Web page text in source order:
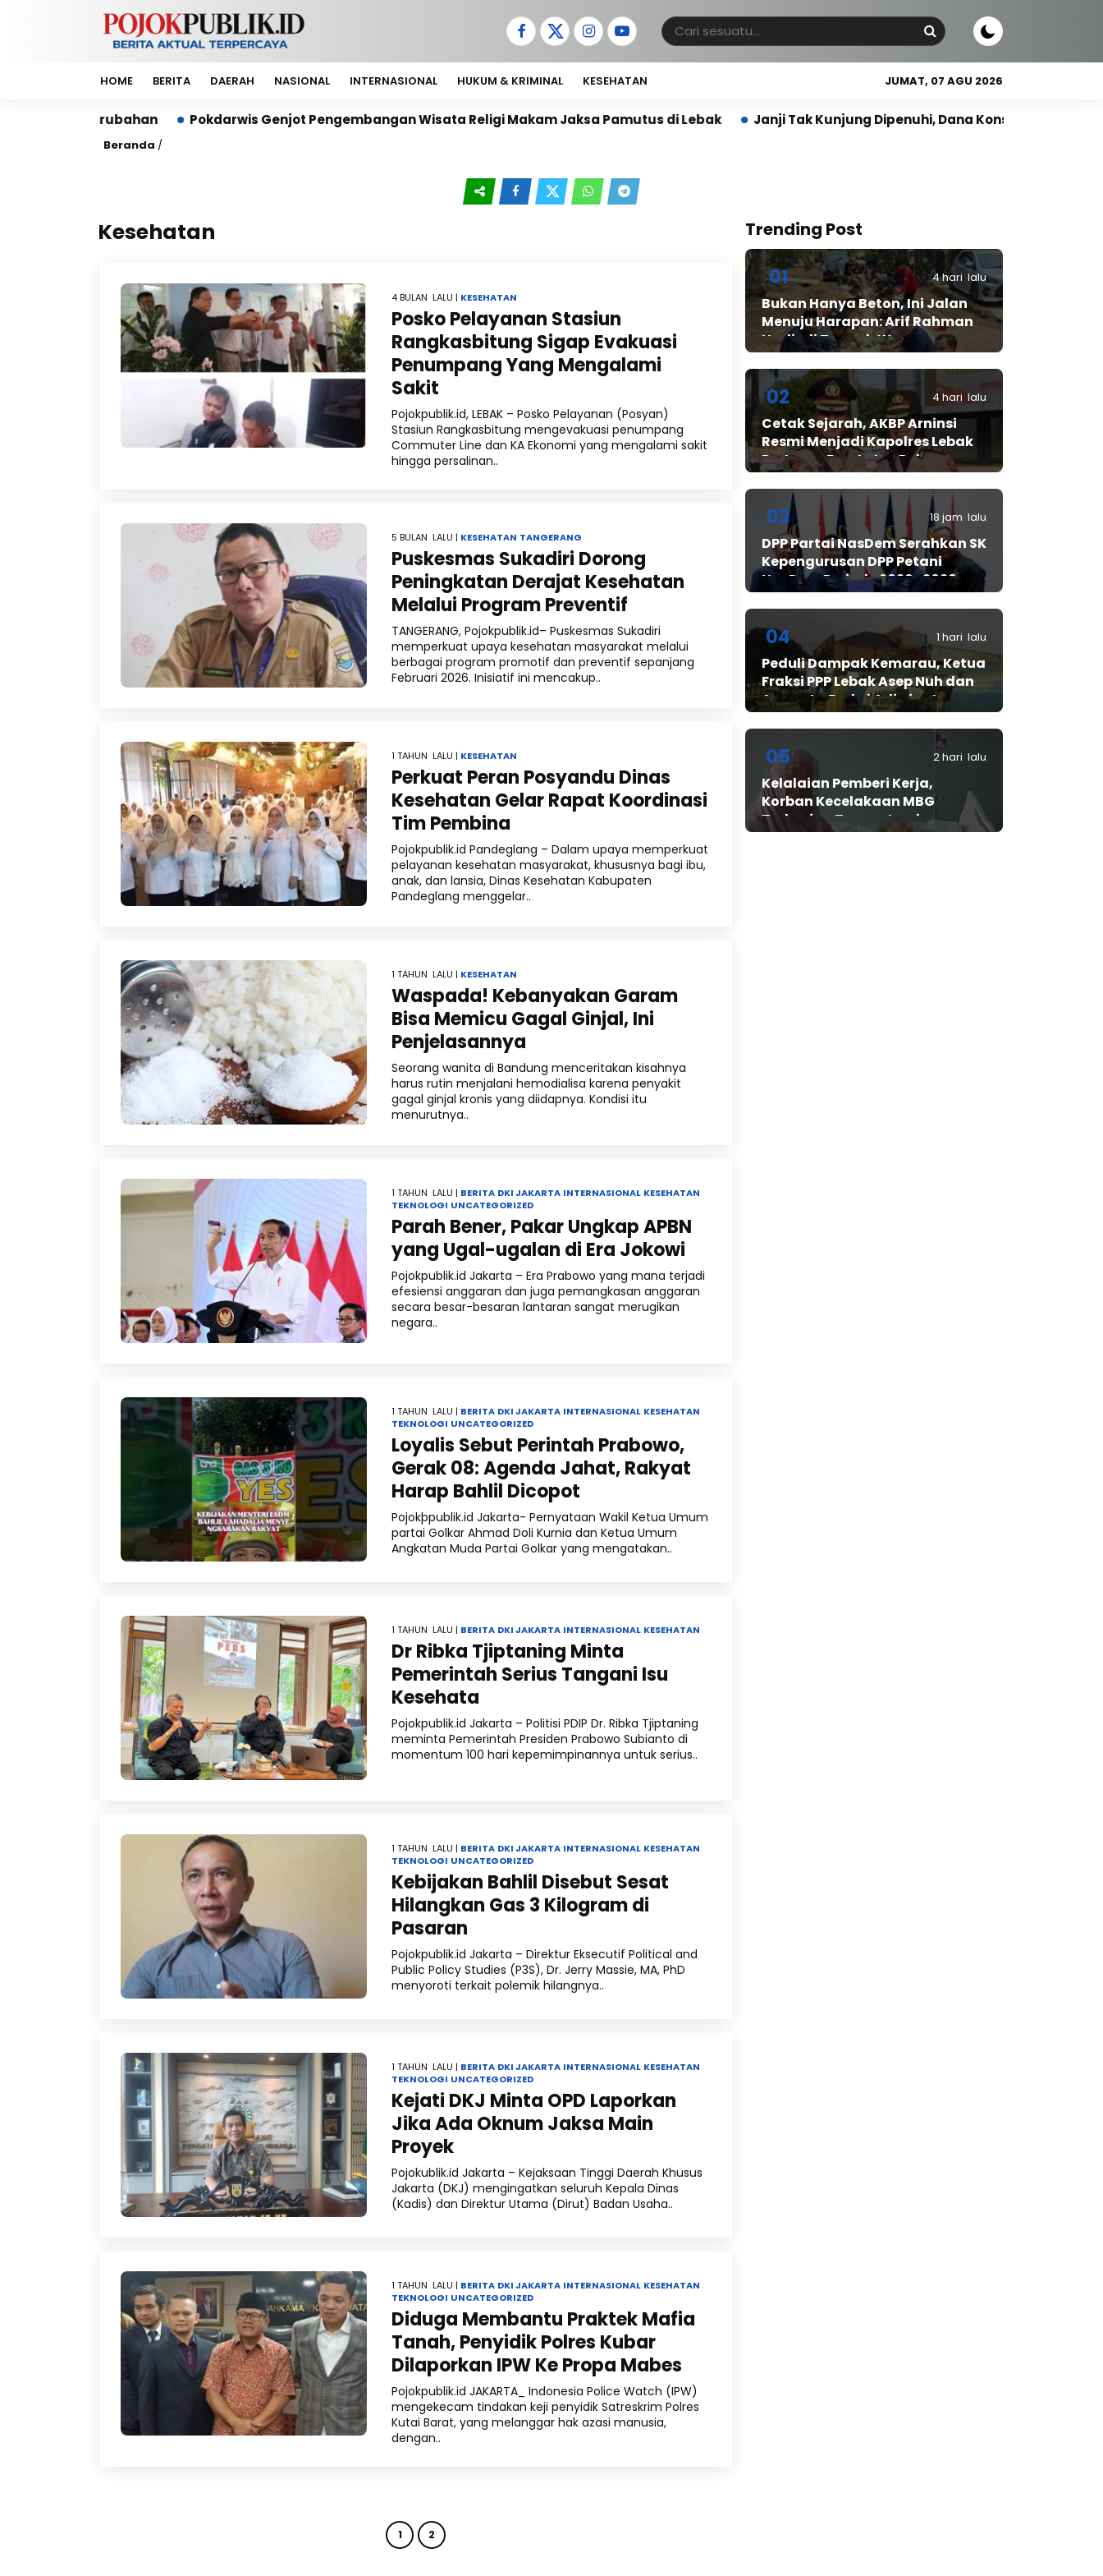
HOME BERITA DAERAH NASIONAL INTERNASIONAL HUKUM & KRIMINAL KESEHATAN JUMAT, 07 AGU 2026
Pokdarwis Genjot Pengembangan Wisata Religi Makam Jaksa Pamutus di Lebak Janji Tak Kunjung Dipenuhi, Dana Konsumen Bintaro Plaza
Beranda /
Kesehatan
4 BULAN LALU | KESEHATAN
Posko Pelayanan Stasiun
Rangkasbitung Sigap Evakuasi
Penumpang Yang Mengalami
Sakit
Pojokpublik.id, LEBAK – Posko Pelayanan (Posyan)
Stasiun Rangkasbitung mengevakuasi penumpang
Commuter Line dan KA Ekonomi yang mengalami sakit
hingga persalinan..
5 BULAN LALU | KESEHATAN TANGERANG
Puskesmas Sukadiri Dorong
Peningkatan Derajat Kesehatan
Melalui Program Preventif
TANGERANG, Pojokpublik.id– Puskesmas Sukadiri
memperkuat upaya kesehatan masyarakat melalui
berbagai program promotif dan preventif sepanjang
Februari 2026. Inisiatif ini mencakup..
1 TAHUN LALU | KESEHATAN
Perkuat Peran Posyandu Dinas
Kesehatan Gelar Rapat Koordinasi
Tim Pembina
Pojokpublik.id Pandeglang – Dalam upaya memperkuat
pelayanan kesehatan masyarakat, khususnya bagi ibu,
anak, dan lansia, Dinas Kesehatan Kabupaten
Pandeglang menggelar..
1 TAHUN LALU | KESEHATAN
Waspada! Kebanyakan Garam
Bisa Memicu Gagal Ginjal, Ini
Penjelasannya
Seorang wanita di Bandung menceritakan kisahnya
harus rutin menjalani hemodialisa karena penyakit
gagal ginjal kronis yang diidapnya. Kondisi itu
menurutnya..
1 TAHUN LALU | BERITA DKI JAKARTA INTERNASIONAL KESEHATAN
TEKNOLOGI UNCATEGORIZED
Parah Bener, Pakar Ungkap APBN
yang Ugal-ugalan di Era Jokowi
Pojokpublik.id Jakarta – Era Prabowo yang mana terjadi
efesiensi anggaran dan juga pemangkasan anggaran
secara besar-besaran lantaran sangat merugikan
negara..
1 TAHUN LALU | BERITA DKI JAKARTA INTERNASIONAL KESEHATAN
TEKNOLOGI UNCATEGORIZED
Loyalis Sebut Perintah Prabowo,
Gerak 08: Agenda Jahat, Rakyat
Harap Bahlil Dicopot
Pojokþpublik.id Jakarta- Pernyataan Wakil Ketua Umum
partai Golkar Ahmad Doli Kurnia dan Ketua Umum
Angkatan Muda Partai Golkar yang mengatakan..
1 TAHUN LALU | BERITA DKI JAKARTA INTERNASIONAL KESEHATAN
Dr Ribka Tjiptaning Minta
Pemerintah Serius Tangani Isu
Kesehata
Pojokpublik.id Jakarta – Politisi PDIP Dr. Ribka Tjiptaning
meminta Pemerintah Presiden Prabowo Subianto di
momentum 100 hari kepemimpinannya untuk serius..
1 TAHUN LALU | BERITA DKI JAKARTA INTERNASIONAL KESEHATAN
TEKNOLOGI UNCATEGORIZED
Kebijakan Bahlil Disebut Sesat
Hilangkan Gas 3 Kilogram di
Pasaran
Pojokpublik.id Jakarta – Direktur Eksecutif Political and
Public Policy Studies (P3S), Dr. Jerry Massie, MA, PhD
menyoroti terkait polemik hilangnya..
1 TAHUN LALU | BERITA DKI JAKARTA INTERNASIONAL KESEHATAN
TEKNOLOGI UNCATEGORIZED
Kejati DKJ Minta OPD Laporkan
Jika Ada Oknum Jaksa Main
Proyek
Pojokublik.id Jakarta – Kejaksaan Tinggi Daerah Khusus
Jakarta (DKJ) mengingatkan seluruh Kepala Dinas
(Kadis) dan Direktur Utama (Dirut) Badan Usaha..
1 TAHUN LALU | BERITA DKI JAKARTA INTERNASIONAL KESEHATAN
TEKNOLOGI UNCATEGORIZED
Diduga Membantu Praktek Mafia
Tanah, Penyidik Polres Kubar
Dilaporkan IPW Ke Propa Mabes
Pojokpublik.id JAKARTA_ Indonesia Police Watch (IPW)
mengekecam tindakan keji penyidik Satreskrim Polres
Kutai Barat, yang melanggar hak azasi manusia,
dengan..
1 2
Trending Post
01 4 hari lalu
Bukan Hanya Beton, Ini Jalan
Menuju Harapan: Arif Rahman
Hadir di Tengah Warga
Cibadak
02 4 hari lalu
Cetak Sejarah, AKBP Arninsi
Resmi Menjadi Kapolres Lebak
Pertama Berstatus Polwan
03 18 jam lalu
DPP Partai NasDem Serahkan SK
Kepengurusan DPP Petani
NasDem Periode 2026–2029,
Arif Rahman, S.H. Resmi Pimpin
Nasdem
04 1 hari lalu
Peduli Dampak Kemarau, Ketua
Fraksi PPP Lebak Asep Nuh dan
Anggota Fraksi Adiwinata
Kusuma Salurkan Bantuan Air
Bintangresm
05 2 hari lalu
Kelalaian Pemberi Kerja,
Korban Kecelakaan MBG
Terbaring Tanpa Jaminan